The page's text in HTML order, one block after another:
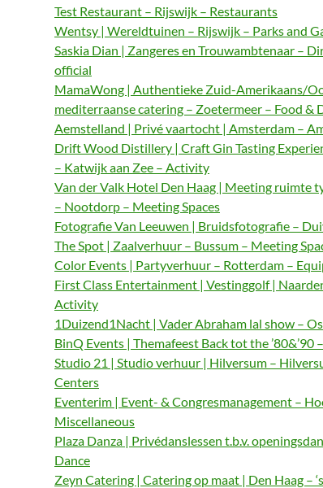
Test Restaurant – Rijswijk – Restaurants
Wentsy | Wereldtuinen – Rijswijk – Parks and
Saskia Dian | Zangeres en Trouwambtenaar –
official
MamaWong | Authentieke Zuid-Amerikaans/
mediterraanse catering – Zoetermeer – Food &
Aemstelland | Privé vaartocht | Amsterdam –
Drift Wood Distillery | Craft Gin Tasting
– Katwijk aan Zee – Activity
Van der Valk Hotel Den Haag | Meeting ruimte
– Nootdorp – Meeting Spaces
Fotografie Van Leeuwen | Bruidsfotografie –
The Spot | Zaalverhuur – Bussum – Meeting
Color Events | Partyverhuur – Rotterdam –
First Class Entertainment | Vestinggolf |
Activity
1Duizend1Nacht | Vader Abraham lal show –
BinQ Events | Themafeest Back tot the ’80&’90
Studio 21 | Studio verhuur | Hilversum –
Centers
Eventerim | Event- & Congresmanagement –
Miscellaneous
Plaza Danza | Privédanslessen t.b.v.
Dance
Zeyn Catering | Catering op maat | Den Haag –